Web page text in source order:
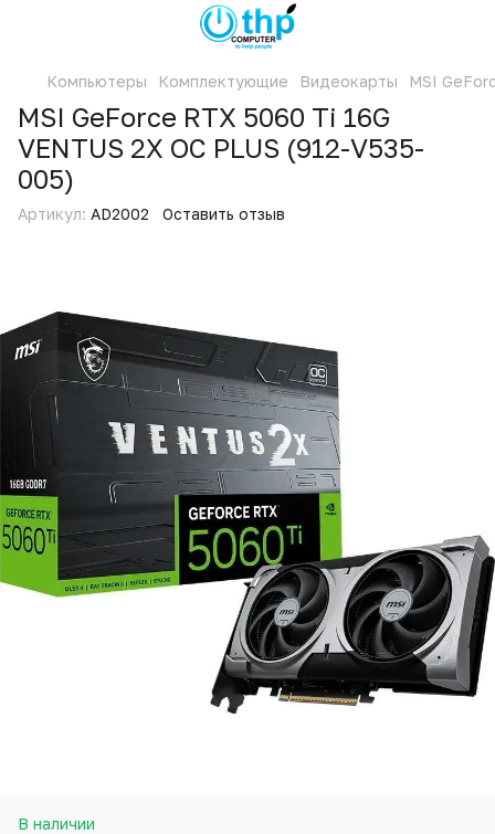
Компьютеры Комплектующие Видеокарты MSI
MSI GeForce RTX 5060 Ti 16G
VENTUS 2X OC PLUS (912-V535-
005)
Артикул: AD2002 Оставить отзыв
В наличии